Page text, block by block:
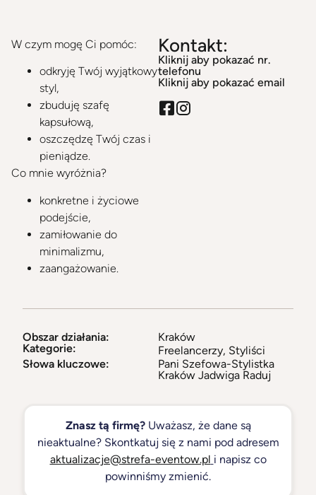
W czym mogę Ci pomóc:
odkryję Twój wyjątkowy
styl,
zbuduję szafę
kapsułową,
oszczędzę Twój czas i
pieniądze.
Co mnie wyróżnia?
konkretne i życiowe
podejście,
zamiłowanie do
minimalizmu,
zaangażowanie.
Kontakt:
Kliknij aby pokazać nr.
telefonu
Kliknij aby pokazać email
Obszar działania:
Kraków
Kategorie:
Freelancerzy, Styliści
Słowa kluczowe:
Pani Szefowa-Stylistka
Kraków Jadwiga Raduj
Znasz tą firmę?Uważasz, że dane są
nieaktualne? Skontkatuj się z nami pod adresem
aktualizacje@strefa-eventow.pl i napisz co
powinniśmy zmienić.